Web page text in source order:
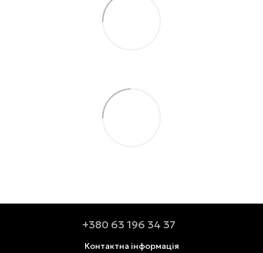
+380 63 196 34 37
Контактна інформація